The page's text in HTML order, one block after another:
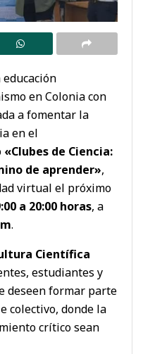
en Colonia con
a fomentar la
en el
«Clubes de Ciencia:
de aprender»,
virtual el próximo
a 20:00 horas, a
.
Científica
estudiantes y
deseen formar parte
colectivo, donde la
crítico sean